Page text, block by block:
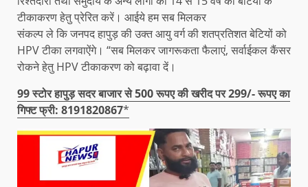
टीकाकरण हेतु प्रेरित करें। आईये हम सब मिलकर
संकल्प ले कि जनपद हापुड़ की उक्त आयु वर्ग की शतप्रतिशत बेटियों को
HPV टीका लगवाऐंगे। “सब मिलकर जागरूकता फैलाएं, सर्वाईकल कैंसर
रोकने हेतु HPV टीकाकरण को बढ़ावा दें।
99 स्टोर हापुड़ सदर बाजार से 500 रूपए की खरीद पर 299/- रूपए का
गिफ्ट फ्री: 8191820867*